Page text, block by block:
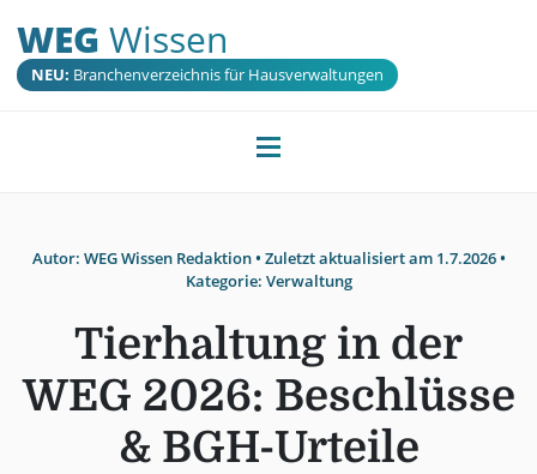
WEG Wissen
NEU: Branchenverzeichnis für Hausverwaltungen
Autor: WEG Wissen Redaktion• Zuletzt aktualisiert am 1.7.2026•
Kategorie: Verwaltung
Tierhaltung in der
WEG 2026: Beschlüsse
& BGH-Urteile